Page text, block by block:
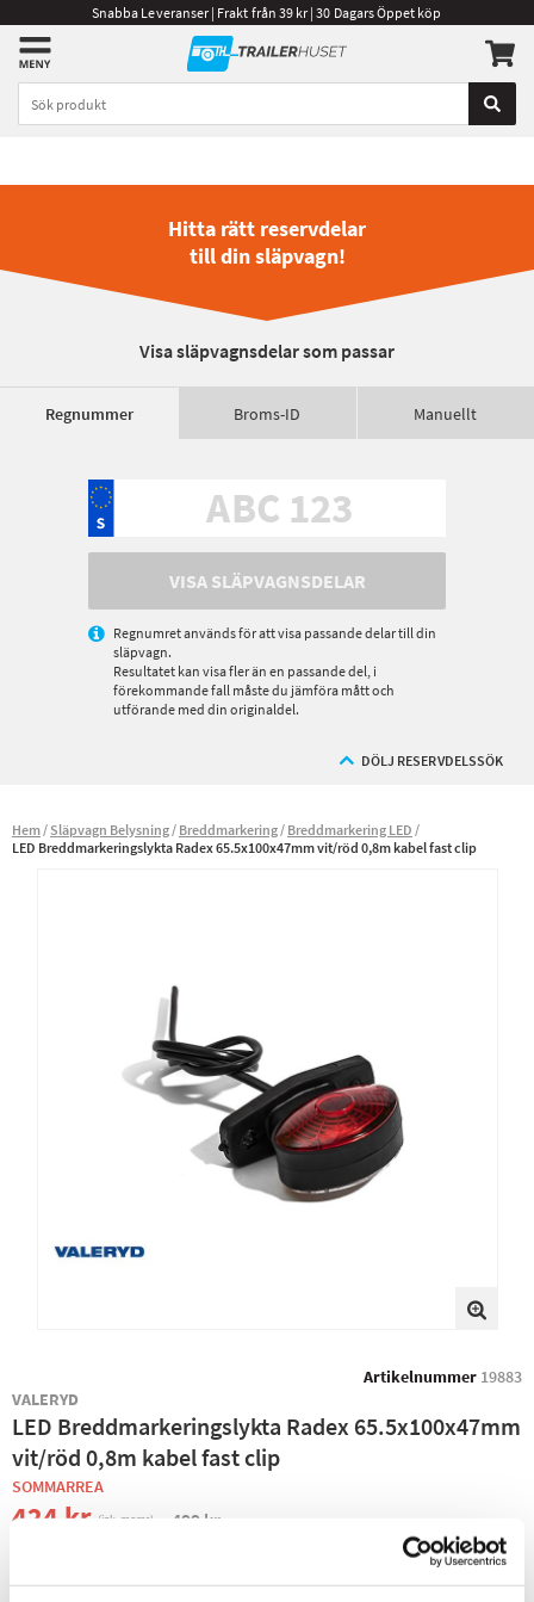
Snabba Leveranser | Frakt från 39 kr | 30 Dagars Öppet köp
Hitta rätt reservdelar
till din släpvagn!
Visa släpvagnsdelar som passar
Regnummer Broms-ID Manuellt
VISA SLÄPVAGNSDELAR
Regnumret används för att visa passande delar till din
släpvagn.
Resultatet kan visa fler än en passande del, i
förekommande fall måste du jämföra mått och
utförande med din originaldel.
DÖLJ RESERVDELSSÖK
Hem Släpvagn Belysning Breddmarkering Breddmarkering LED
LED Breddmarkeringslykta Radex 65.5x100x47mm vit/röd 0,8m kabel fast clip
Artikelnummer 19883
VALERYD
LED Breddmarkeringslykta Radex 65.5x100x47mm
vit/röd 0,8m kabel fast clip
SOMMARREA
424 kr (ink. moms) 499 kr
− +